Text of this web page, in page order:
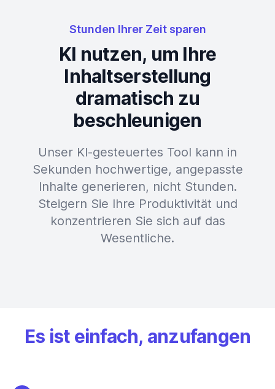
Stunden Ihrer Zeit sparen
KI nutzen, um Ihre
Inhaltserstellung
dramatisch zu
beschleunigen
Unser KI-gesteuertes Tool kann in
Sekunden hochwertige, angepasste
Inhalte generieren, nicht Stunden.
Steigern Sie Ihre Produktivität und
konzentrieren Sie sich auf das
Wesentliche.
Es ist einfach, anzufangen